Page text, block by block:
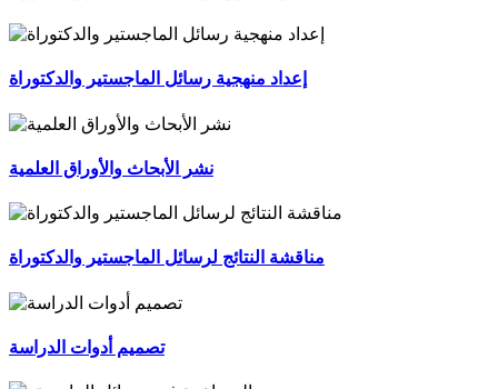
إعداد منهجية رسائل الماجستير والدكتوراة
نشر الأبحاث والأوراق العلمية
مناقشة النتائج لرسائل الماجستير والدكتوراة
تصميم أدوات الدراسة